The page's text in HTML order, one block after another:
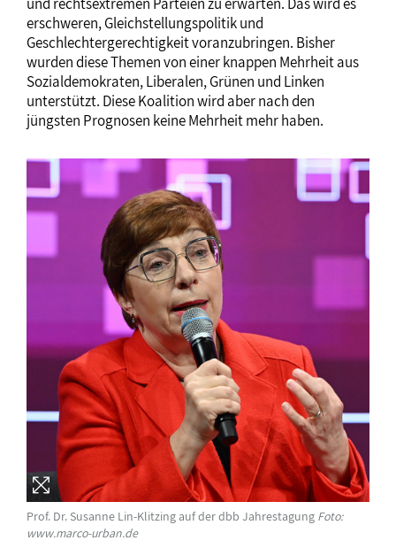
erschweren, Gleichstellungspolitik und
Geschlechtergerechtigkeit voranzubringen. Bisher
wurden diese Themen von einer knappen Mehrheit aus
Sozialdemokraten, Liberalen, Grünen und Linken
unterstützt. Diese Koalition wird aber nach den
jüngsten Prognosen keine Mehrheit mehr haben.
Prof. Dr. Susanne Lin-Klitzing auf der dbb Jahrestagung Foto:
www.marco-urban.de